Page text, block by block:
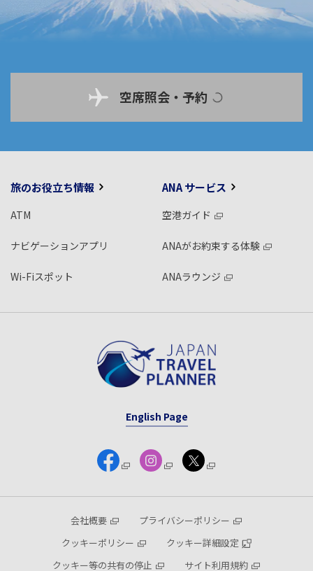
空席照会・予約
旅のお役立ち情報
ATM
ナビゲーションアプリ
Wi-Fiスポット
ANA サービス
空港ガイド
ANAがお約束する体験
ANAラウンジ
English Page
会社概要
プライバシーポリシー
クッキーポリシー
クッキー詳細設定
クッキー等の共有の停止
サイト利用規約